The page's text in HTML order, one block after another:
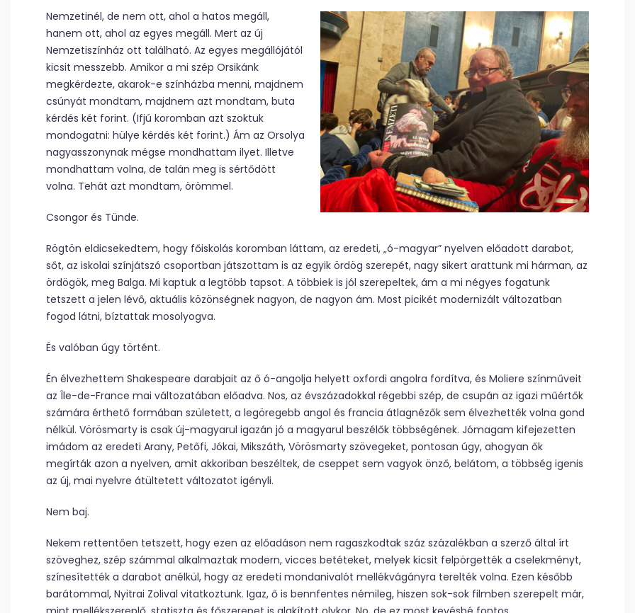
Nemzetinél, de nem ott, ahol a hatos megáll,
hanem ott, ahol az egyes megáll. Mert az új
Nemzetiszínház ott található. Az egyes megállójától
kicsit messzebb. Amikor a mi szép Orsikánk
megkérdezte, akarok-e színházba menni, majdnem
csúnyát mondtam, majdnem azt mondtam, buta
kérdés két forint. (Ifjú koromban azt szoktuk
mondogatni: hülye kérdés két forint.) Ám az Orsolya
nagyasszonynak mégse mondhattam ilyet. Illetve
mondhattam volna, de talán meg is sértődött
volna. Tehát azt mondtam, örömmel.
Csongor és Tünde.
Rögtön eldicsekedtem, hogy főiskolás koromban láttam, az eredeti, „ó-magyar” nyelven előadott darabot,
sőt, az iskolai színjátszó csoportban játszottam is az egyik ördög szerepét, nagy sikert arattunk mi hárman, az
ördögök, meg Balga. Mi kaptuk a legtöbb tapsot. A többiek is jól szerepeltek, ám a mi négyes fogatunk
tetszett a jelen lévő, aktuális közönségnek nagyon, de nagyon ám. Most picikét modernizált változatban
fogod látni, bíztattak mosolyogva.
És valóban úgy történt.
Én élvezhettem Shakespeare darabjait az ő ó-angolja helyett oxfordi angolra fordítva, és Moliere színműveit
az Île-de-France mai változatában előadva. Nos, az évszázadokkal régebbi szép, de csupán az igazi műértők
számára érthető formában született, a legöregebb angol és francia átlagnézők sem élvezhették volna gond
nélkül. Vörösmarty is csak új-magyarul igazán jó a magyarul beszélők többségének. Jómagam kifejezetten
imádom az eredeti Arany, Petőfi, Jókai, Mikszáth, Vörösmarty szövegeket, pontosan úgy, ahogyan ők
megírták azon a nyelven, amit akkoriban beszéltek, de cseppet sem vagyok önző, belátom, a többség igenis
az új, mai nyelvre átültetett változatot igényli.
Nem baj.
Nekem rettentően tetszett, hogy ezen az előadáson nem ragaszkodtak száz százalékban a szerző által írt
szöveghez, szép számmal alkalmaztak modern, vicces betéteket, melyek kicsit felpörgették a cselekményt,
színesítették a darabot anélkül, hogy az eredeti mondanivalót mellékvágányra terelték volna. Ezen később
barátommal, Nyitrai Zolival vitatkoztunk. Igaz, ő is bennfentes némileg, hiszen sok-sok filmben szerepelt már,